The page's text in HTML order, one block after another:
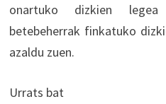
onartuko dizkien
betebeherrak finkatuko
azaldu zuen.
Urrats bat